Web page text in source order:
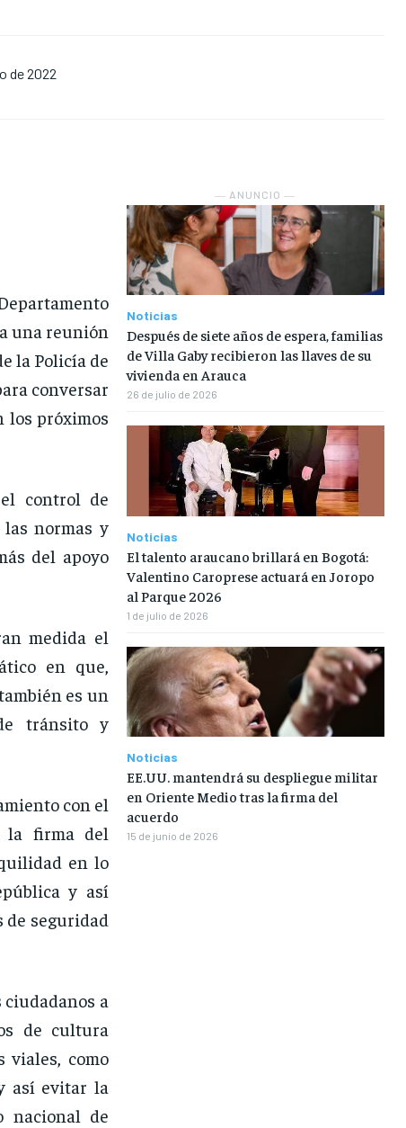
de 2022
una reunión
la Policía de
conversar
los próximos
control de
normas y
del apoyo
medida el
en que,
es un
tránsito y
con el
la firma del
en lo
y así
de seguridad
a
de cultura
viales, como
así evitar la
nacional de
― ANUNCIO ―
Noticias
Después de siete años de espera, familias
de Villa Gaby recibieron las llaves de su
vivienda en Arauca
26 de julio de 2026
Noticias
El talento araucano brillará en Bogotá:
Valentino Caroprese actuará en Joropo
al Parque 2026
1 de julio de 2026
Noticias
EE.UU. mantendrá su despliegue militar
en Oriente Medio tras la firma del
acuerdo
15 de junio de 2026